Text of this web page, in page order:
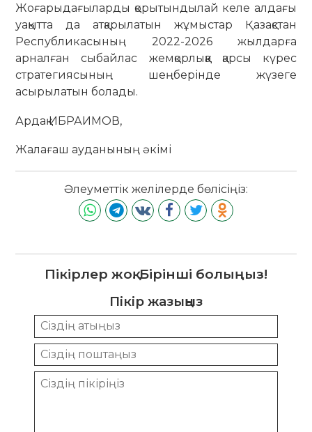
Жоғарыдағыларды қорытындылай келе алдағы
уақытта да атқарылатын жұмыстар Қазақстан
Республикасының 2022-2026 жылдарға
арналған сыбайлас жемқорлыққа қарсы күрес
стратегиясының шеңберінде жүзеге
асырылатын болады.
Ардақ ИБРАИМОВ,
Жалағаш ауданының әкімі
Әлеуметтік желілерде бөлісіңіз:
Пікірлер жоқ. Бірінші болыңыз!
Пікір жазыңыз